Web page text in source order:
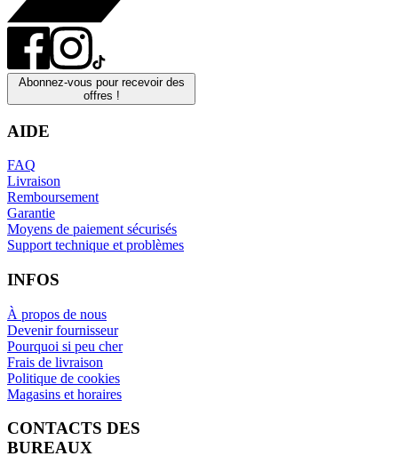
Abonnez-vous pour recevoir des
offres !
AIDE
FAQ
Livraison
Remboursement
Garantie
Moyens de paiement sécurisés
Support technique et problèmes
INFOS
À propos de nous
Devenir fournisseur
Pourquoi si peu cher
Frais de livraison
Politique de cookies
Magasins et horaires
CONTACTS DES
BUREAUX